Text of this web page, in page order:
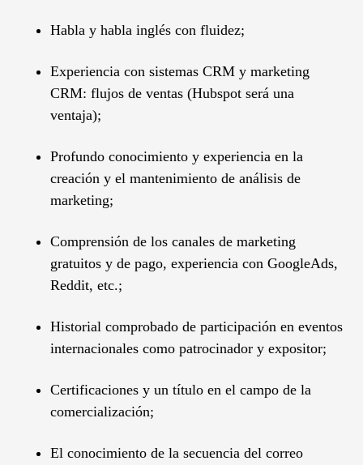
Habla y habla inglés con fluidez;
Experiencia con sistemas CRM y marketing
CRM: flujos de ventas (Hubspot será una
ventaja);
Profundo conocimiento y experiencia en la
creación y el mantenimiento de análisis de
marketing;
Comprensión de los canales de marketing
gratuitos y de pago, experiencia con GoogleAds,
Reddit, etc.;
Historial comprobado de participación en eventos
internacionales como patrocinador y expositor;
Certificaciones y un título en el campo de la
comercialización;
El conocimiento de la secuencia del correo